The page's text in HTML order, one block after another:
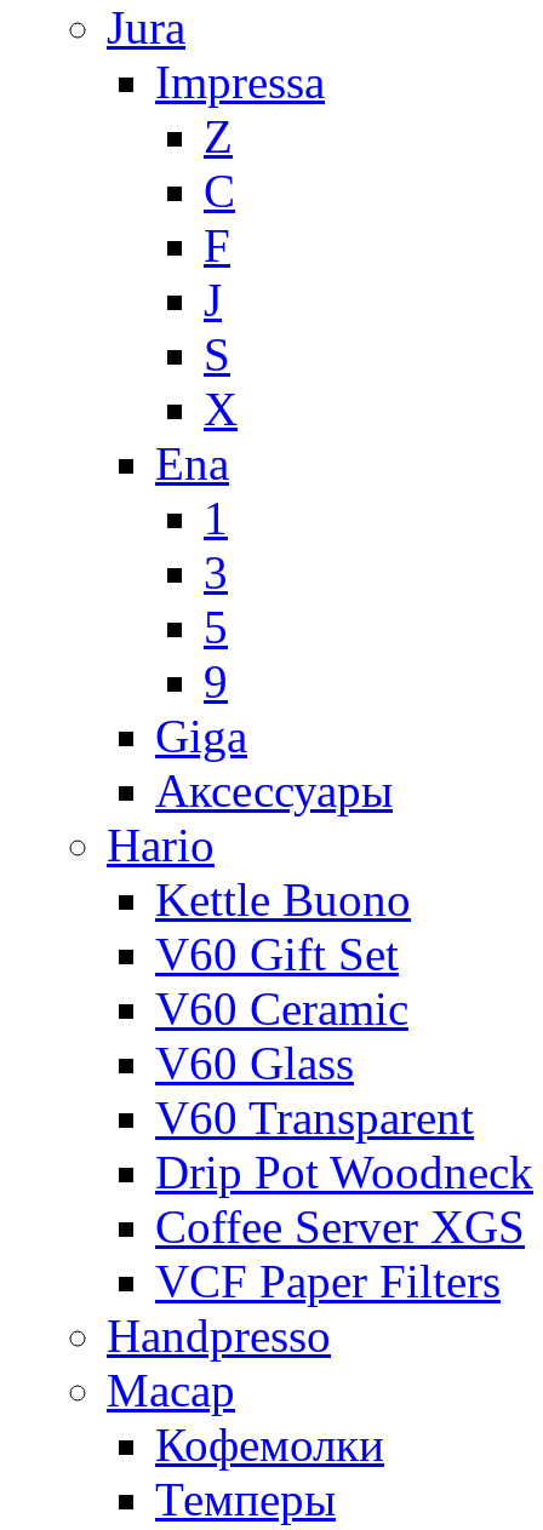
Jura
Impressa
Z
C
F
J
S
X
Ena
1
3
5
9
Giga
Аксессуары
Hario
Kettle Buono
V60 Gift Set
V60 Ceramic
V60 Glass
V60 Transparent
Drip Pot Woodneck
Coffee Server XGS
VCF Paper Filters
Handpresso
Macap
Кофемолки
Темперы